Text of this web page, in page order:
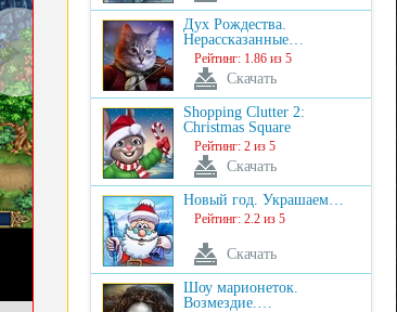
Дух Рождества.
Нерассказанные…
Рейтинг: 1.86 из 5
Скачать
Shopping Clutter 2:
Christmas Square
Рейтинг: 2 из 5
Скачать
Новый год. Украшаем…
Рейтинг: 2.2 из 5
Скачать
Шоу марионеток.
Возмездие.…